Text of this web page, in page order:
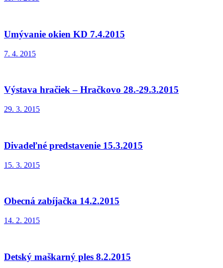
Umývanie okien KD 7.4.2015
7. 4. 2015
Výstava hračiek – Hračkovo 28.-29.3.2015
29. 3. 2015
Divadeľné predstavenie 15.3.2015
15. 3. 2015
Obecná zabíjačka 14.2.2015
14. 2. 2015
Detský maškarný ples 8.2.2015